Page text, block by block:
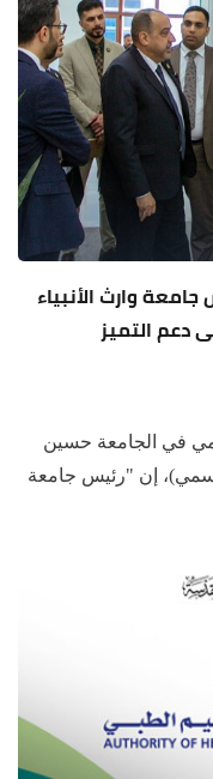
وارث الأنبياء
دعم التميز
في الجامعة حسين
إن "رئيس جامعة